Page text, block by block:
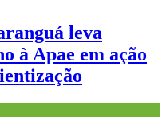
leva
à Apae em ação